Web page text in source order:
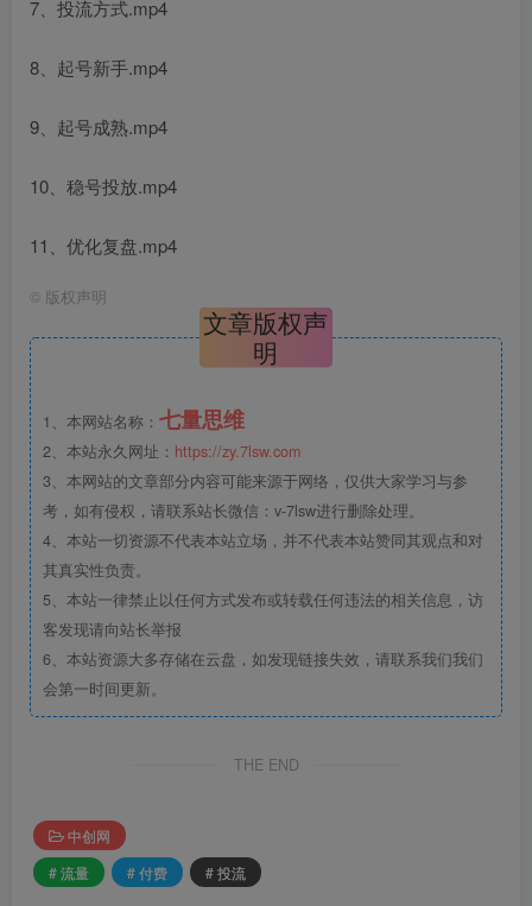
7、投流方式.mp4
8、起号新手.mp4
9、起号成熟.mp4
10、稳号投放.mp4
11、优化复盘.mp4
© 版权声明
文章版权声
明
1、本网站名称： 七量思维
2、本站永久网址： https://zy.7lsw.com
3、本网站的文章部分内容可能来源于网络，仅供大家学习与参
考，如有侵权，请联系站长微信：v-7lsw进行删除处理。
4、本站一切资源不代表本站立场，并不代表本站赞同其观点和对
其真实性负责。
5、本站一律禁止以任何方式发布或转载任何违法的相关信息，访
客发现请向站长举报
6、本站资源大多存储在云盘，如发现链接失效，请联系我们我们
会第一时间更新。
THE END
中创网
# 流量
# 付费 # 投流